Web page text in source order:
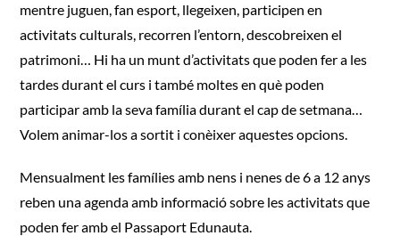
mentre juguen, fan esport, llegeixen, participen en
activitats culturals, recorren l’entorn, descobreixen el
patrimoni… Hi ha un munt d’activitats que poden fer a les
tardes durant el curs i també moltes en què poden
participar amb la seva família durant el cap de setmana…
Volem animar-los a sortit i conèixer aquestes opcions.
Mensualment les famílies amb nens i nenes de 6 a 12 anys
reben una agenda amb informació sobre les activitats que
poden fer amb el Passaport Edunauta.